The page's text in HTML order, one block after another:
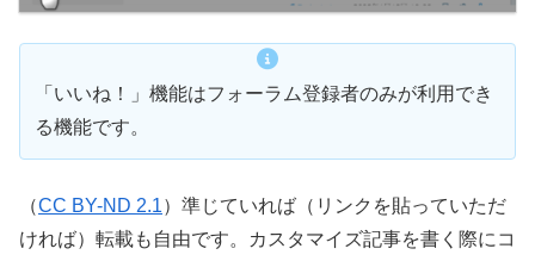
「いいね！」機能はフォーラム登録者のみが利用でき
る機能です。
（CC BY-ND 2.1）準じていれば（リンクを貼っていただ
ければ）転載も自由です。カスタマイズ記事を書く際にコ